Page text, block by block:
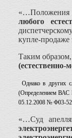
«…Положения
любого
купле-продаже
Таким
(естественно-
Однако в других
(Определением ВАС
05.12.2008 № Ф03-
«…Суд